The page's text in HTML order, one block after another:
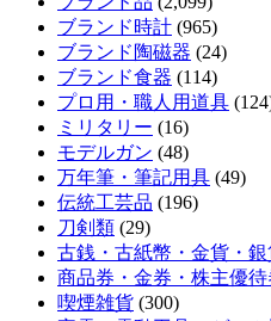
ブランド時計 (965)
ブランド陶磁器 (24)
ブランド食器 (114)
プロ用・職人用道具
ミリタリー (16)
モデルガン (48)
万年筆・筆記用具 (49)
伝統工芸品 (196)
刀剣類 (29)
古銭・古紙幣・金貨・
商品券・金券・株主優
喫煙雑貨 (300)